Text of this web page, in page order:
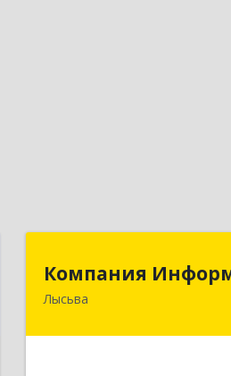
Компания
Лысьва
Компания
618909, Пермский